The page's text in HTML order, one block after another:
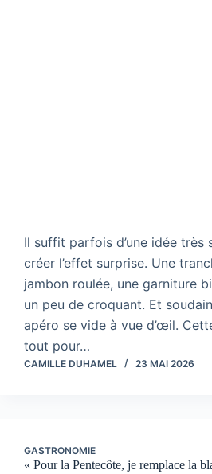
Il suffit parfois d’une idée très
créer l’effet surprise. Une
jambon roulée, une garniture
un peu de croquant. Et
apéro se vide à vue d’œil.
tout pour…
CAMILLE DUHAMEL 23 MAI 2026
GASTRONOMIE
« Pour la Pentecôte, je remplace la